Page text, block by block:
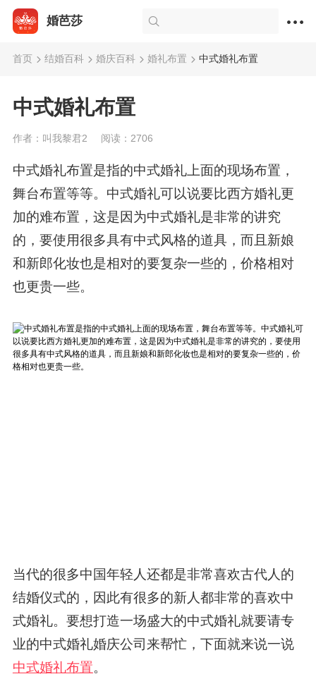
婚芭莎
首页 结婚百科 婚庆百科 婚礼布置 中式婚礼布置
中式婚礼布置
作者：叫我黎君2 阅读：2706
中式婚礼布置是指的中式婚礼上面的现场布置，
舞台布置等等。中式婚礼可以说要比西方婚礼更
加的难布置，这是因为中式婚礼是非常的讲究
的，要使用很多具有中式风格的道具，而且新娘
和新郎化妆也是相对的要复杂一些的，价格相对
也更贵一些。
当代的很多中国年轻人还都是非常喜欢古代人的
结婚仪式的，因此有很多的新人都非常的喜欢中
式婚礼。要想打造一场盛大的中式婚礼就要请专
业的中式婚礼婚庆公司来帮忙，下面就来说一说
中式婚礼布置。